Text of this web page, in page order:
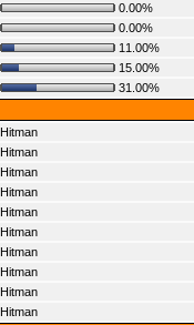
0.00%
0.00%
11.00%
15.00%
31.00%
Hitman
Hitman
Hitman
Hitman
Hitman
Hitman
Hitman
Hitman
Hitman
Hitman